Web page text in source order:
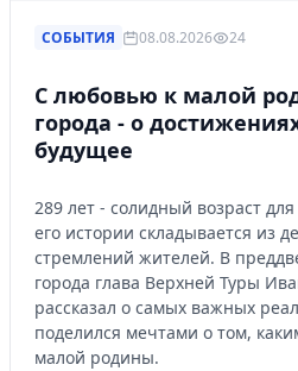
СОБЫТИЯ 08.08.2026 24
С любовью к малой
города - о
будущее
289 лет - солидный возраст
его истории складывается из
стремлений жителей. В
города глава Верхней Туры
рассказал о самых важных
поделился мечтами о том,
малой родины.